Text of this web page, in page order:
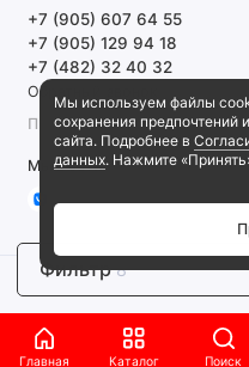
Главная Каталог Поиск
Фильтр 8
Мы используем файлы
сохранения предпочтений
сайта. Подробнее в
данных. Нажмите
+7 (905) 607 64 55
+7 (905) 129 94 18
+7 (482) 32 40 32
Обратный звонок
ПН-ПТ 9:00-18:00 СБ, ВС
Мы в сети